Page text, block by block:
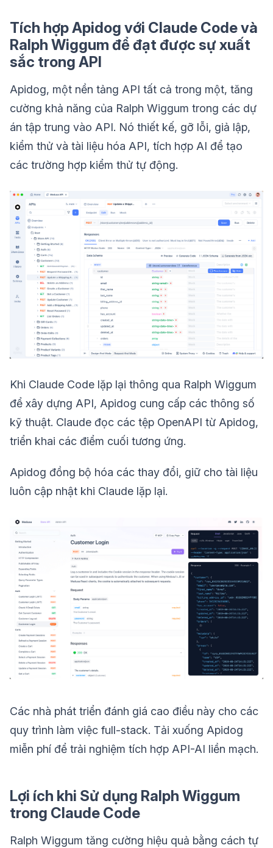
Tích hợp Apidog với Claude Code và
Ralph Wiggum để đạt được sự xuất
sắc trong API
Apidog, một nền tảng API tất cả trong một, tăng
cường khả năng của Ralph Wiggum trong các dự
án tập trung vào API. Nó thiết kế, gỡ lỗi, giả lập,
kiểm thử và tài liệu hóa API, tích hợp AI để tạo
các trường hợp kiểm thử tự động.
Khi Claude Code lặp lại thông qua Ralph Wiggum
để xây dựng API, Apidog cung cấp các thông số
kỹ thuật. Claude đọc các tệp OpenAPI từ Apidog,
triển khai các điểm cuối tương ứng.
Apidog đồng bộ hóa các thay đổi, giữ cho tài liệu
luôn cập nhật khi Claude lặp lại.
Các nhà phát triển đánh giá cao điều này cho các
quy trình làm việc full-stack. Tải xuống Apidog
miễn phí để trải nghiệm tích hợp API-AI liền mạch.
Lợi ích khi Sử dụng Ralph Wiggum
trong Claude Code
Ralph Wiggum tăng cường hiệu quả bằng cách tự